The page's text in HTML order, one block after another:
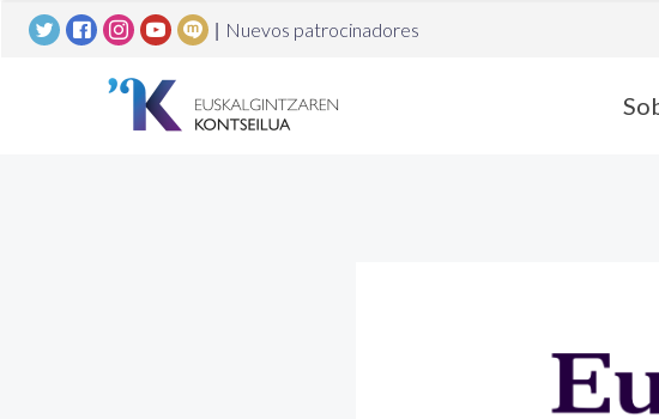
| Nuevos patrocinadores